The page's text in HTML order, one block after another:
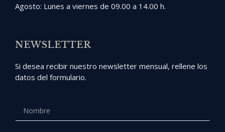
Agosto: Lunes a viernes de 09.00 a 14.00 h.
NEWSLETTER
Si desea recibir nuestro newsletter mensual, rellene los
datos del formulario.